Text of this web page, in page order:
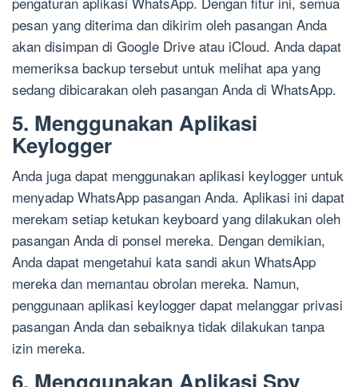
pesan yang diterima dan dikirim oleh pasangan Anda
akan disimpan di Google Drive atau iCloud. Anda dapat
memeriksa backup tersebut untuk melihat apa yang
sedang dibicarakan oleh pasangan Anda di WhatsApp.
5. Menggunakan Aplikasi
Keylogger
Anda juga dapat menggunakan aplikasi keylogger untuk
menyadap WhatsApp pasangan Anda. Aplikasi ini dapat
merekam setiap ketukan keyboard yang dilakukan oleh
pasangan Anda di ponsel mereka. Dengan demikian,
Anda dapat mengetahui kata sandi akun WhatsApp
mereka dan memantau obrolan mereka. Namun,
penggunaan aplikasi keylogger dapat melanggar privasi
pasangan Anda dan sebaiknya tidak dilakukan tanpa
izin mereka.
6. Menggunakan Aplikasi Spy